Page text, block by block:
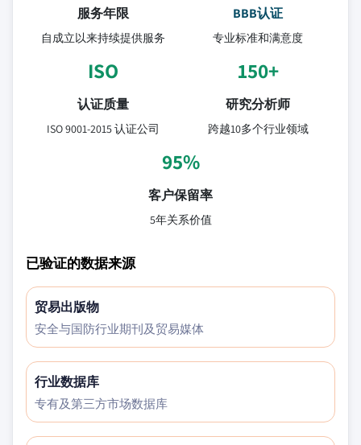
服务年限
自成立以来持续提供服务
BBB认证
专业标准和满意度
ISO
认证质量
ISO 9001-2015 认证公司
150+
研究分析师
跨越10多个行业领域
95%
客户保留率
5年关系价值
已验证的数据来源
贸易出版物
安全与国防行业期刊及贸易媒体
行业数据库
专有及第三方市场数据库